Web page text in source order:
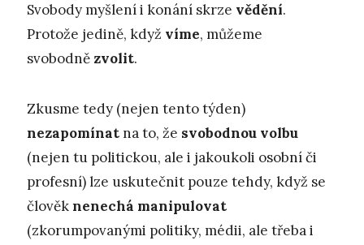
Svobody myšlení i konání skrze vědění.
Protože jedině, když víme, můžeme
svobodně zvolit.
Zkusme tedy (nejen tento týden)
nezapomínatna to, že svobodnou volbu
(nejen tu politickou, ale i jakoukoli osobní či
profesní) lze uskutečnit pouze tehdy, když se
člověknenechá manipulovat
(zkorumpovanými politiky, médii, ale třeba i